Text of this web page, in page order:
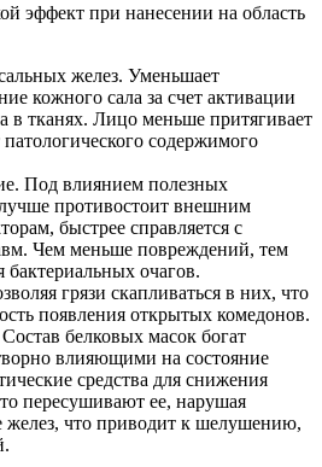
эффект при нанесении на область
желез. Уменьшает
кожного сала за счет активации
в тканях. Лицо меньше притягивает
содержимого
Под влиянием полезных
противостоит внешним
быстрее справляется с
Чем меньше повреждений, тем
бактериальных очагов.
грязи скапливаться в них, что
появления открытых комедонов.
белковых масок богат
влияющими на состояние
средства для снижения
пересушивают ее, нарушая
что приводит к шелушению,